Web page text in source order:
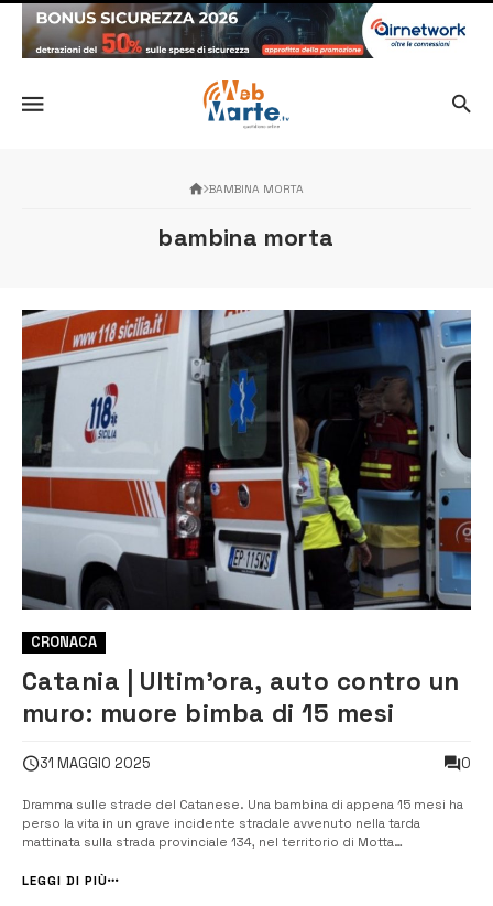
BAMBINA MORTA
bambina morta
CRONACA
Catania | Ultim’ora, auto contro un
muro: muore bimba di 15 mesi
31 MAGGIO 2025 0
Dramma sulle strade del Catanese. Una bambina di appena 15 mesi ha
perso la vita in un grave incidente stradale avvenuto nella tarda
mattinata sulla strada provinciale 134, nel territorio di Motta
d’urgenza all’ospedale Garibaldi Nesima di Catania, dove i medici
LEGGI DI PIÙ